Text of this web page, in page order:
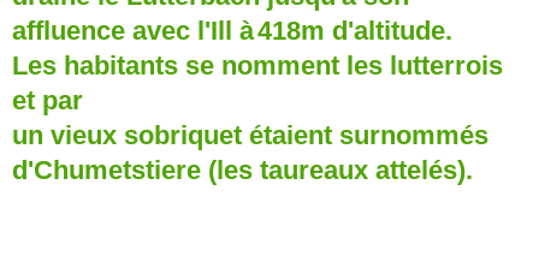
affluence avec l'Ill à418m d'altitude.
Les habitants se nomment les lutterrois
et par
un vieux sobriquet étaient surnommés
d'Chumetstiere (les taureaux attelés).